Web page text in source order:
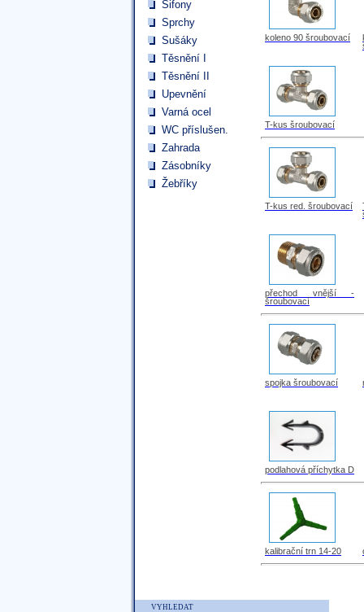
Sifony
Sprchy
Sušáky
Těsnění I
Těsnění II
Upevnění
Varná ocel
WC příslušen.
Zahrada
Zásobníky
Žebříky
koleno 90 šroubovací
T-kus šroubovací
T-kus red. šroubovací
přechod vnější -
šroubovací
spojka šroubovací
podlahová příchytka D
kalibrační trn 14-20
VYHLEDAT